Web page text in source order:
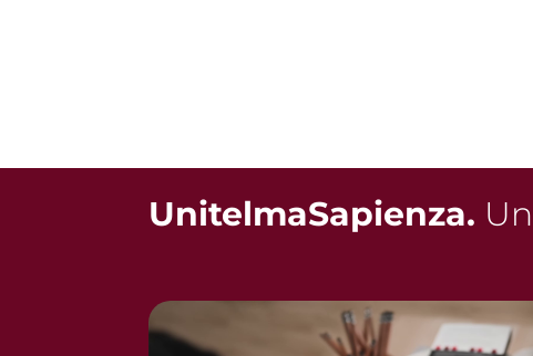
UnitelmaSapienza.